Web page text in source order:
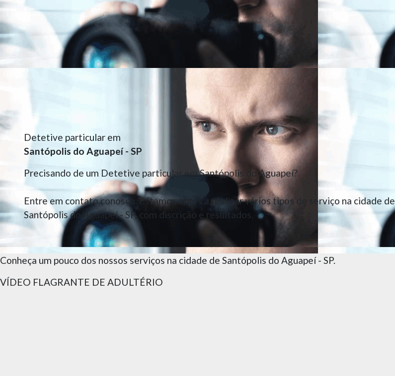
Detetive particular em
Santópolis do Aguapeí - SP
Precisando de um Detetive particular em Santópolis do Aguapeí?
Entre em contato conosco. Estamos aptos a realizar vários tipos de serviço na cidade de
Santópolis do Aguapeí - SP, com discrição e resultados.
Conheça um pouco dos nossos serviços na cidade de Santópolis do Aguapeí - SP.
VÍDEO FLAGRANTE DE ADULTÉRIO